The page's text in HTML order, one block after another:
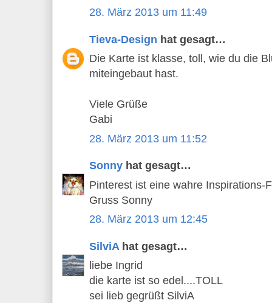
28. März 2013 um 11:49
Tieva-Design hat gesagt…
Die Karte ist klasse, toll, wie du die
miteingebaut hast.
Viele Grüße
Gabi
28. März 2013 um 11:52
Sonny hat gesagt…
Pinterest ist eine wahre Inspirations-
Gruss Sonny
28. März 2013 um 12:45
SilviA hat gesagt…
liebe Ingrid
die karte ist so edel....TOLL
sei lieb gegrüßt SilviA